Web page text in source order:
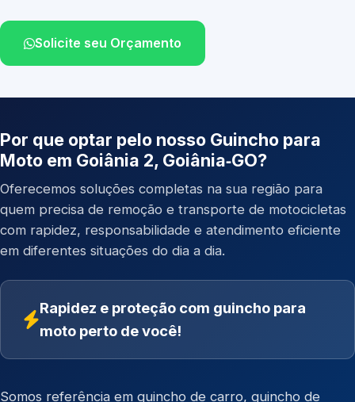
Solicite seu Orçamento
Por que optar pelo nosso Guincho para
Moto em Goiânia 2, Goiânia‑GO?
Oferecemos soluções completas na sua região para
quem precisa de remoção e transporte de motocicletas
com rapidez, responsabilidade e atendimento eficiente
em diferentes situações do dia a dia.
Rapidez e proteção com guincho para
moto perto de você!
Somos referência em guincho de carro, guincho de